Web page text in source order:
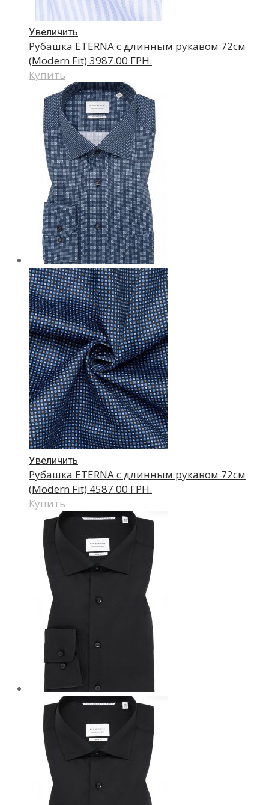
Увеличить
Рубашка ETERNA с длинным рукавом 72см
(Modern Fit)3987.00 ГРН.
Купить
Увеличить
Рубашка ETERNA с длинным рукавом 72см
(Modern Fit) 4587.00 ГРН.
Купить